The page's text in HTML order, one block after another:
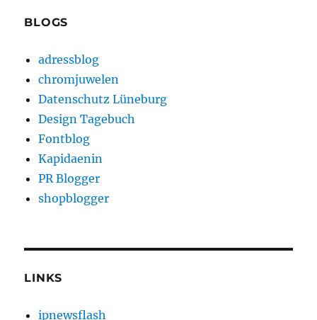
BLOGS
adressblog
chromjuwelen
Datenschutz Lüneburg
Design Tagebuch
Fontblog
Kapidaenin
PR Blogger
shopblogger
LINKS
ipnewsflash